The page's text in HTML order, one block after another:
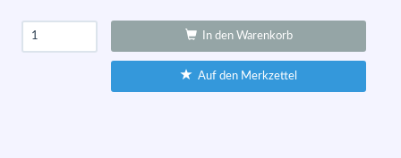
In den Warenkorb
Auf den Merkzettel